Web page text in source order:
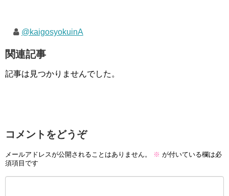
@kaigosyokuinA
関連記事
記事は見つかりませんでした。
コメントをどうぞ
メールアドレスが公開されることはありません。 ※ が付いている欄は必
須項目です